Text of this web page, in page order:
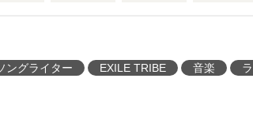
ングライター EXILE TRIBE 音楽